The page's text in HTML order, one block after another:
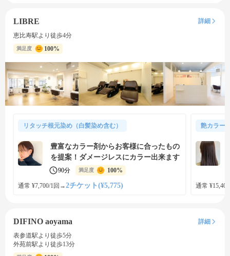
LIBRE
詳細
恵比寿駅より徒歩4分
満足度 100%
リタッチ根元染め（白髪染め含む）
豊富なカラー剤からお客様に合ったもの
を提案！ダメージレスにカラー出来ます
90分 満足度 100%
通常 ¥7,700/1回 →2チケット(¥5,775)
艶カラー
通常
DIFINO aoyama
詳細
表参道駅より徒歩5分
外苑前駅より徒歩13分